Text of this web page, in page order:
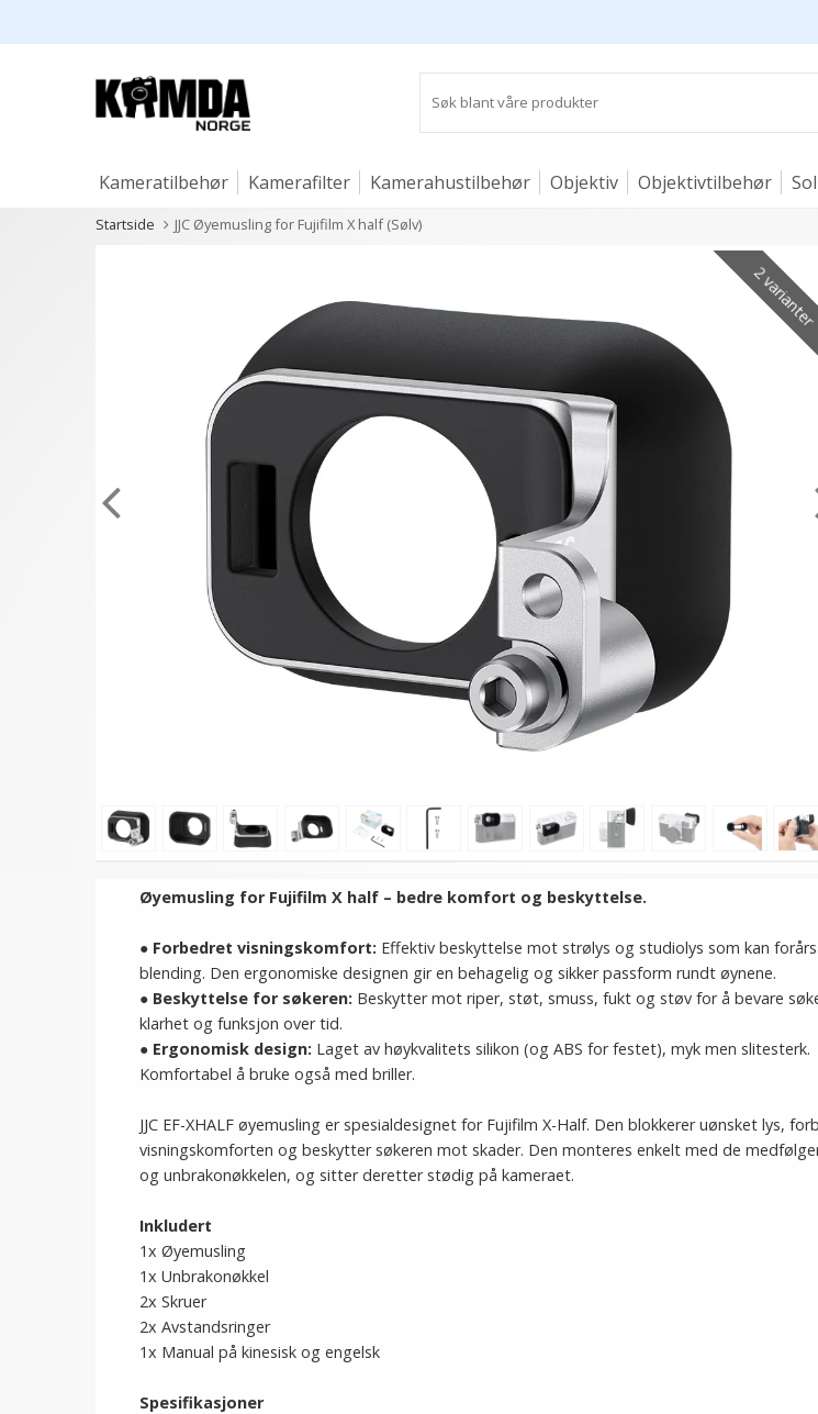
Kameratilbehør Kamerafilter Kamerahustilbehør Objektiv Objektivtilbehør
Studio og lys
Startside JJC Øyemusling for Fujifilm X half (Sølv)
2
Øyemusling for Fujifilm X half – bedre komfort og beskyttelse.
● Forbedret visningskomfort: Effektiv beskyttelse mot strølys og studiolys som kan
blending. Den ergonomiske designen gir en behagelig og sikker passform rundt øynene.
● Beskyttelse for søkeren: Beskytter mot riper, støt, smuss, fukt og støv for å bevare
klarhet og funksjon over tid.
● Ergonomisk design: Laget av høykvalitets silikon (og ABS for festet), myk men slitesterk.
Komfortabel å bruke også med briller.
JJC EF-XHALF øyemusling er spesialdesignet for Fujifilm X-Half. Den blokkerer uønsket lys,
visningskomforten og beskytter søkeren mot skader. Den monteres enkelt med de
og unbrakonøkkelen, og sitter deretter stødig på kameraet.
Inkludert
1x Øyemusling
1x Unbrakonøkkel
2x Skruer
2x Avstandsringer
1x Manual på kinesisk og engelsk
Spesifikasjoner